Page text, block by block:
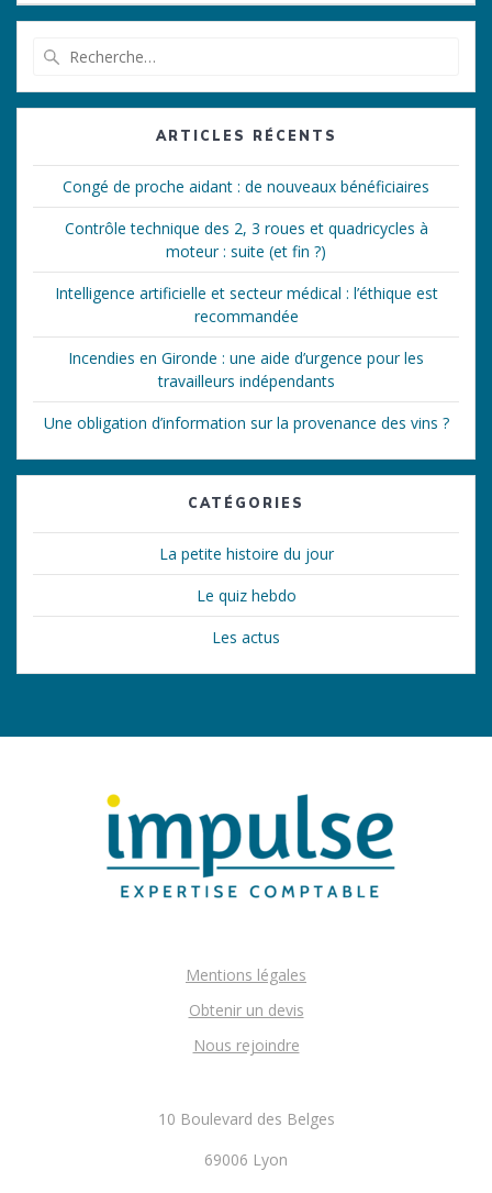
:
ARTICLES RÉCENTS
Congé de proche aidant : de nouveaux bénéficiaires
Contrôle technique des 2, 3 roues et quadricycles à
moteur : suite (et fin ?)
Intelligence artificielle et secteur médical : l’éthique est
recommandée
Incendies en Gironde : une aide d’urgence pour les
travailleurs indépendants
Une obligation d’information sur la provenance des vins ?
CATÉGORIES
La petite histoire du jour
Le quiz hebdo
Les actus
Mentions légales
Obtenir un devis
Nous rejoindre
10 Boulevard des Belges
69006 Lyon